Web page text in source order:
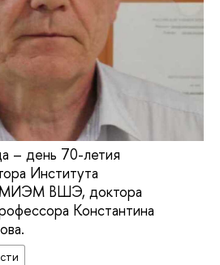
– день 70-летия
Института
МИЭМ ВШЭ, доктора
Константина